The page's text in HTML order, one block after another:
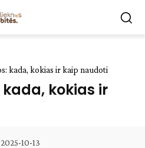
kada, kokias ir kaip naudoti
kokias ir
2025-10-13